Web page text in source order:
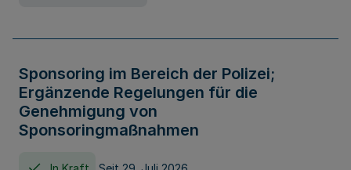
Sponsoring im Bereich der Polizei;
Ergänzende Regelungen für die
Genehmigung von
Sponsoringmaßnahmen